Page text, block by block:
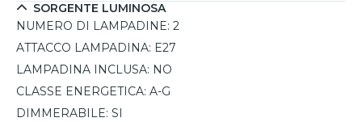
SORGENTE LUMINOSA
NUMERO DI LAMPADINE: 2
ATTACCO LAMPADINA: E27
LAMPADINA INCLUSA: NO
CLASSE ENERGETICA: A-G
DIMMERABILE: SI